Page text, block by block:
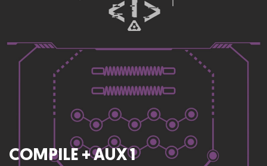
COMPILE + AUX 1